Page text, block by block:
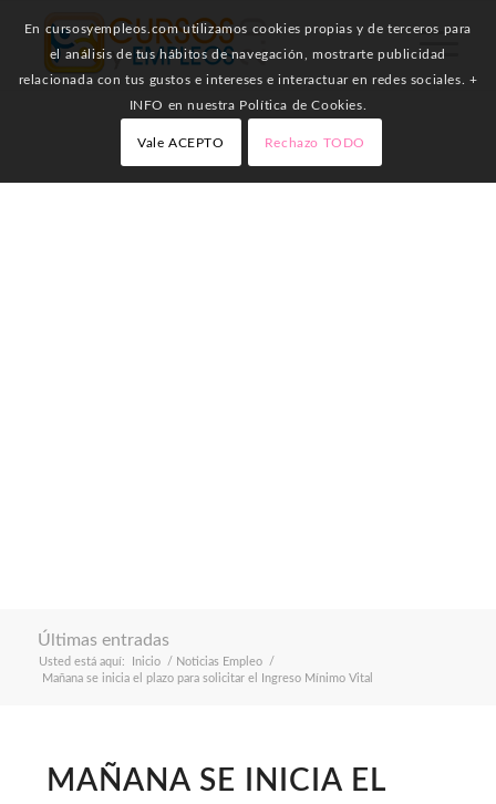
Últimas entradas
Usted está aquí: Inicio / Noticias Empleo
/
Mañana se inicia el plazo para solicitar el Ingreso Mínimo Vital
MAÑANA SE INICIA EL
En cursosyempleos.com utilizamos cookies propias y de terceros para
el análisis de tus hábitos de navegación, mostrarte publicidad
relacionada con tus gustos e intereses e interactuar en redes sociales. +
INFO en nuestra Política de Cookies.
Vale ACEPTO Rechazo TODO